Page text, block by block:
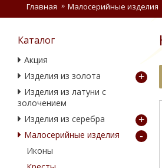
Главная Малосерийные изделия
Каталог
Акция
Изделия из золота
+
Изделия из латуни с
золочением
Изделия из серебра
+
Малосерийные изделия -
Иконы